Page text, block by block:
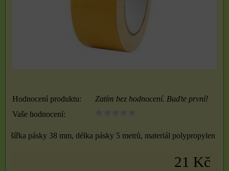
Hodnocení produktu:
Zatím bez hodnocení. Buďte první!
Vaše hodnocení:
šířka pásky 38 mm, délka pásky 5 metrů, materiál polypropylen
21 Kč